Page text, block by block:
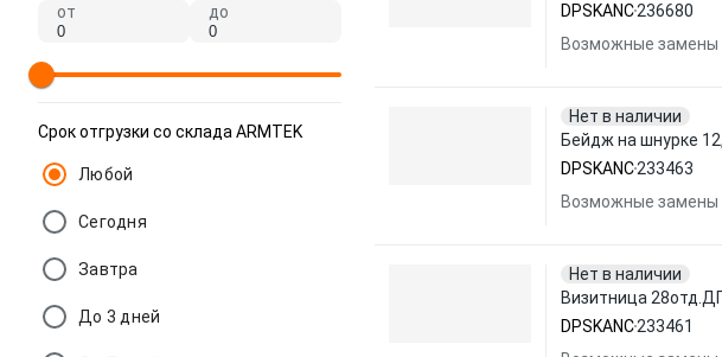
от до
Срок отгрузки со склада ARMTEK
Любой
Сегодня
Завтра
До 3 дней
DPSKANC236680
Возможные замены
Нет в наличии
Бейдж на шнурке
DPSKANC233463
Возможные замены
Нет в наличии
Визитница
DPSKANC233461